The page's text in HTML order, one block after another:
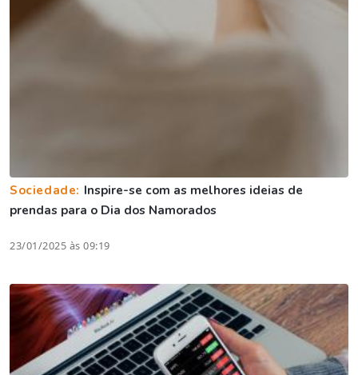
Sociedade: Inspire-se com as melhores ideias de
prendas para o Dia dos Namorados
23/01/2025 às 09:19